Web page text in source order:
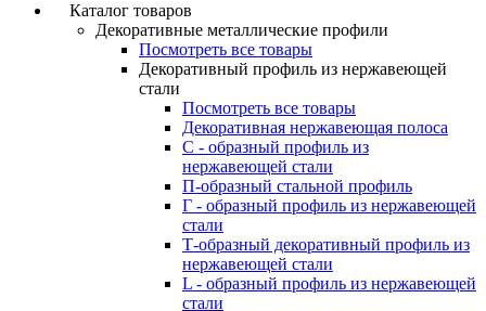
Каталог товаров
Декоративные металлические профили
Посмотреть все товары
Декоративный профиль из нержавеющей
стали
Посмотреть все товары
Декоративная нержавеющая полоса
С - образный профиль из
нержавеющей стали
П-образный стальной профиль
Г - образный профиль из нержавеющей
стали
Т-образный декоративный профиль из
нержавеющей стали
L - образный профиль из нержавеющей
стали